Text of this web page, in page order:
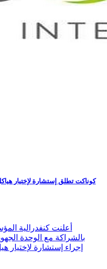
كوناكت تطلق إستشارة لإختيار
أعلنت كنفدرالية
بالشراكة مع الوحدة
إجراء إستشارة